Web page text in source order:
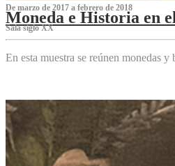
De marzo de 2017 a febrero de 2018
Moneda e Historia en
Sala siglo XX
En esta muestra se reúnen monedas